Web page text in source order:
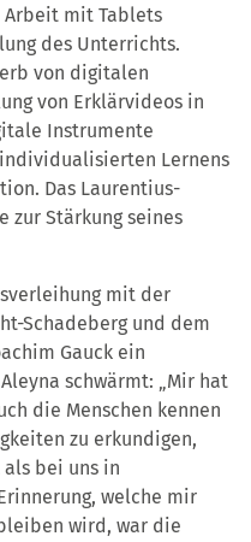
Arbeit mit Tablets
des Unterrichts.
von digitalen
von Erklärvideos in
Instrumente
Lernens
Das Laurentius-
zur Stärkung seines
mit der
Schadeberg und dem
Gauck ein
schwärmt: „Mir hat
die Menschen kennen
zu erkundigen,
bei uns in
welche mir
wird, war die